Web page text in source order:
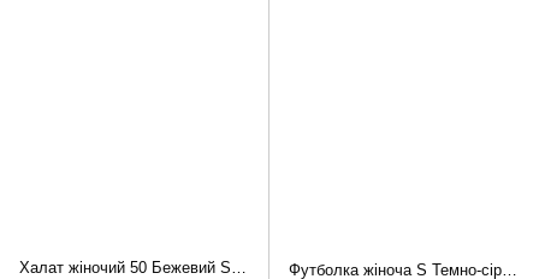
Халат жіночий 50 Бежевий STASS MODA (715820-50)